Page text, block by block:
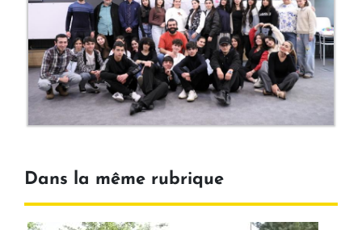
Dans la même rubrique